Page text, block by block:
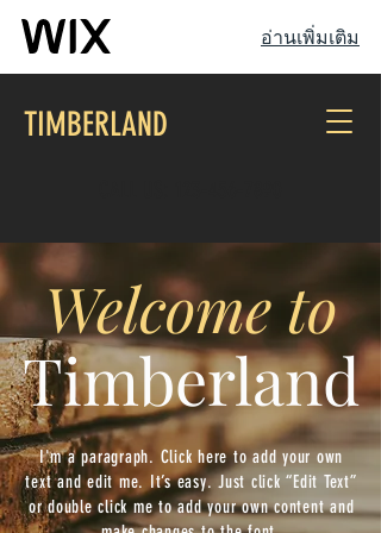
อ่านเพิ่มเติม